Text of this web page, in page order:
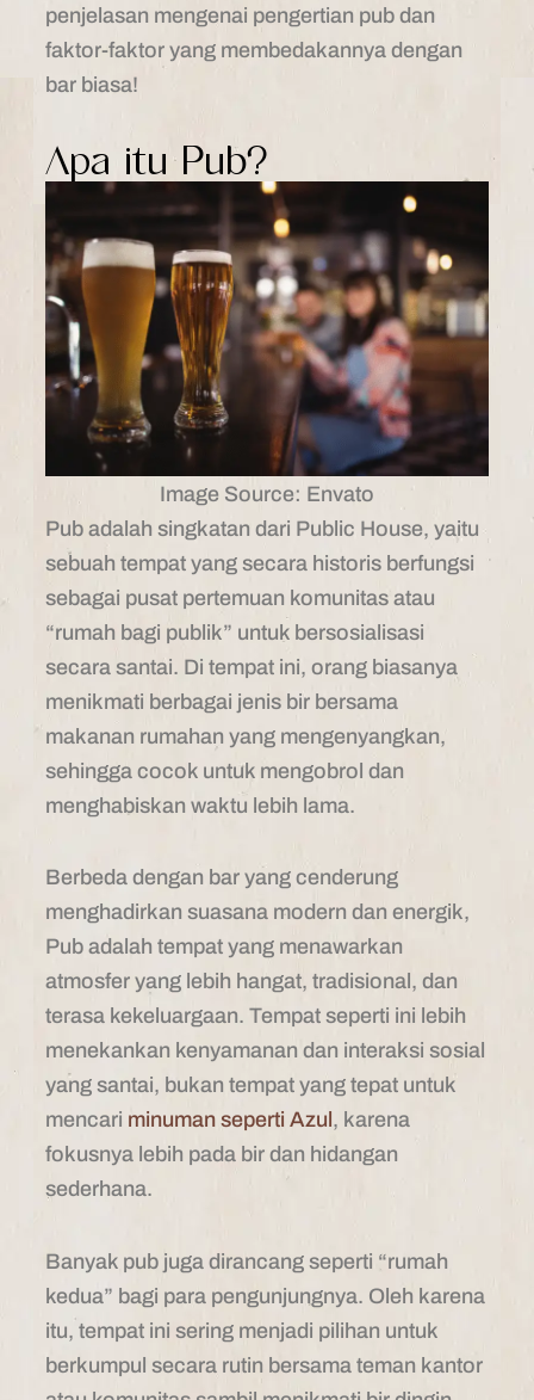
penjelasan mengenai pengertian pub dan
faktor-faktor yang membedakannya dengan
bar biasa!
Apa itu Pub?
Image Source: Envato
Pub adalah singkatan dari Public House, yaitu
sebuah tempat yang secara historis berfungsi
sebagai pusat pertemuan komunitas atau
“rumah bagi publik” untuk bersosialisasi
secara santai. Di tempat ini, orang biasanya
menikmati berbagai jenis bir bersama
makanan rumahan yang mengenyangkan,
sehingga cocok untuk mengobrol dan
menghabiskan waktu lebih lama.
Berbeda dengan bar yang cenderung
menghadirkan suasana modern dan energik,
Pub adalah tempat yang menawarkan
atmosfer yang lebih hangat, tradisional, dan
terasa kekeluargaan. Tempat seperti ini lebih
menekankan kenyamanan dan interaksi sosial
yang santai, bukan tempat yang tepat untuk
mencari minuman seperti Azul , karena
fokusnya lebih pada bir dan hidangan
sederhana.
Banyak pub juga dirancang seperti “rumah
kedua” bagi para pengunjungnya. Oleh karena
itu, tempat ini sering menjadi pilihan untuk
berkumpul secara rutin bersama teman kantor